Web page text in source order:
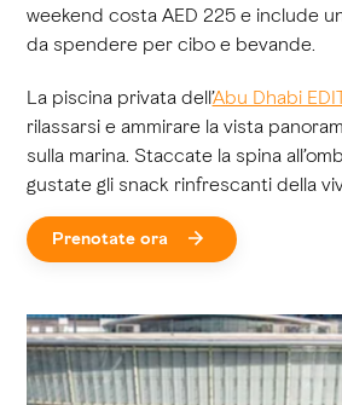
weekend costa AED 225 e include
da spendere per cibo e bevande.
La piscina privata dell’Abu Dhabi
rilassarsi e ammirare la vista
sulla marina. Staccate la spina
gustate gli snack rinfrescanti della
Prenotate ora